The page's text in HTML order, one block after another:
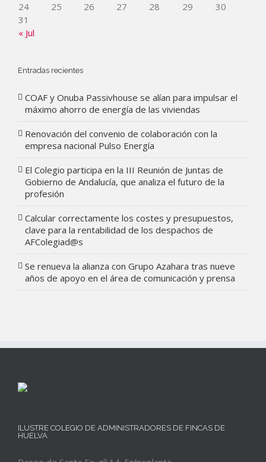
« Jul
24
25 26 27 28 29
30
31
Entradas recientes
COAF y Onuba Passivhouse se alían para impulsar el
máximo ahorro de energía de las viviendas
Renovación del convenio de colaboración con la
empresa nacional Pulso Energía
El Colegio participa en la III Reunión de Juntas de
Gobierno de Andalucía, que analiza el futuro de la
profesión
Calcular correctamente los costes y presupuestos,
clave para la rentabilidad de los despachos de
AFColegiad@s
Se renueva la alianza con Grupo Azahara tras nueve
años de apoyo en el área de comunicación y prensa
ILUSTRE COLEGIO DE ADMINISTRADORES DE FINCAS DE
HUELVA